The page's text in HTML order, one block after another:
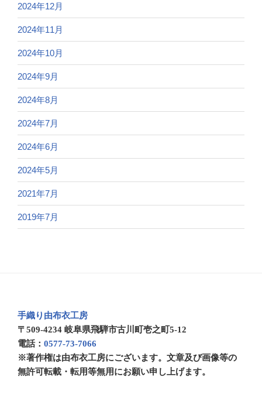
2024年12月
2024年11月
2024年10月
2024年9月
2024年8月
2024年7月
2024年6月
2024年5月
2021年7月
2019年7月
手織り由布衣工房
〒509-4234 岐阜県飛騨市古川町壱之町5-12
電話： 0577-73-7066
※著作権は由布衣工房にございます。文章及び画像等の
無許可転載・転用等無用にお願い申し上げます。